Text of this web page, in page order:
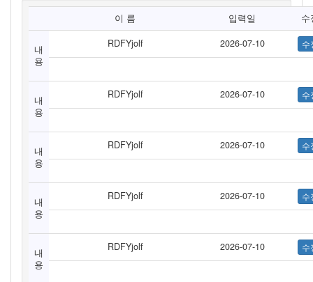
이 름 입력일 수
내
용
RDFYjolf 2026-07-10
내
용
RDFYjolf 2026-07-10
내
용
RDFYjolf 2026-07-10
내
용
RDFYjolf 2026-07-10
내
용
RDFYjolf 2026-07-10